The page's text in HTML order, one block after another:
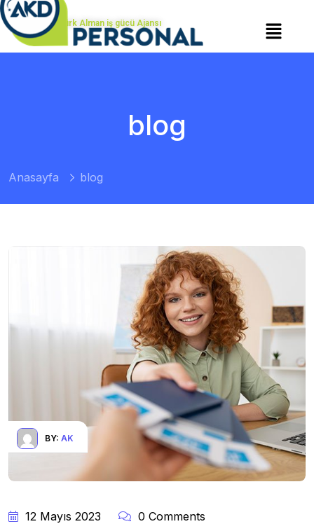
Türk Alman iş gücü Ajansı
blog
Anasayfa blog
BY: AK
12 Mayıs 2023 0 Comments